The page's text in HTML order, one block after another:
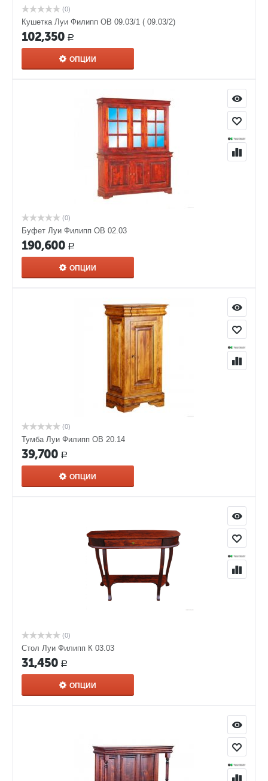
(0)
Кушетка Луи Филипп ОВ 09.03/1 ( 09.03/2)
102,350 Р
ОПЦИИ
(0)
Буфет Луи Филипп ОВ 02.03
190,600 Р
ОПЦИИ
(0)
Тумба Луи Филипп ОВ 20.14
39,700 Р
ОПЦИИ
(0)
Стол Луи Филипп К 03.03
31,450 Р
ОПЦИИ